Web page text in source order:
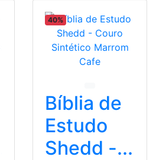
40%
Bíblia de
Estudo
Shedd -...